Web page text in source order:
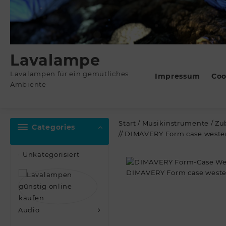
Lavalampe
Lavalampen für ein gemütliches
Ambiente
Impressum
Categories
Unkategorisiert
Audio
Start / Musikinstrumente /
// DIMAVERY Form case